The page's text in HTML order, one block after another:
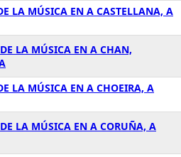
LA MÚSICA EN A CASTELLANA, A
LA MÚSICA EN A CHAN,
LA MÚSICA EN A CHOEIRA, A
LA MÚSICA EN A CORUÑA, A